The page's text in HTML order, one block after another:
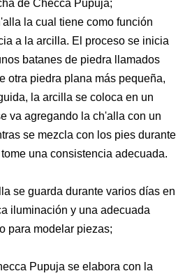
de Checca Pupuja;
la cual tiene como función
a la arcilla. El proceso se inicia
batanes de piedra llamados
otra piedra plana más pequeña,
la arcilla se coloca en un
va agregando la ch'alla con un
se mezcla con los pies durante
una consistencia adecuada.
se guarda durante varios días en
iluminación y una adecuada
para modelar piezas;
Pupuja se elabora con la